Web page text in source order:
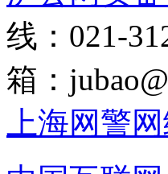
线：021-
箱：
上海网警